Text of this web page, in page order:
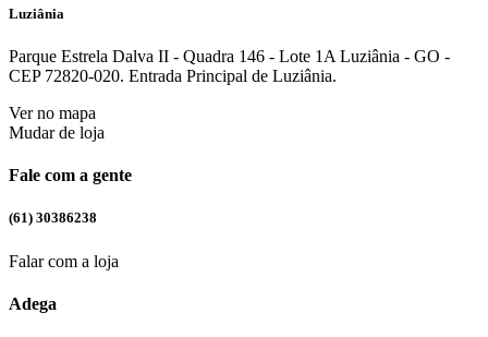
Luziânia
Parque Estrela Dalva II - Quadra 146 - Lote 1A Luziânia - GO -
CEP 72820-020. Entrada Principal de Luziânia.
Ver no mapa
Mudar de loja
Fale com a gente
(61) 30386238
Falar com a loja
Adega